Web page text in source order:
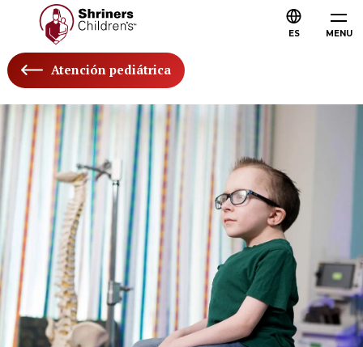
MENU
ES
Atención pediátrica